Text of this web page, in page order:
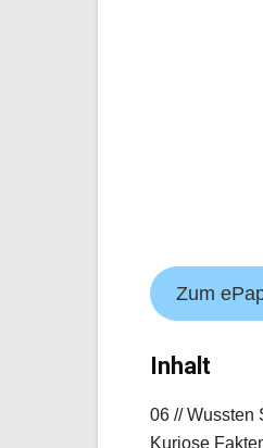
Zum
Inhalt
06 // Wussten
Kuriose